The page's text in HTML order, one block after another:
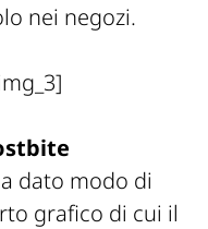
nei negozi.
dato modo di
grafico di cui il